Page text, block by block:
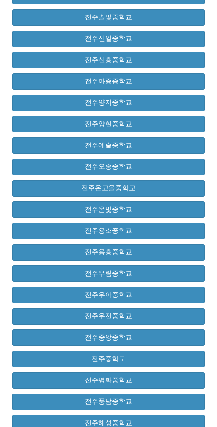
전주솔빛중학교
전주신일중학교
전주신흥중학교
전주아중중학교
전주양지중학교
전주양현중학교
전주예술중학교
전주오송중학교
전주온고을중학교
전주온빛중학교
전주용소중학교
전주용흥중학교
전주우림중학교
전주우아중학교
전주우전중학교
전주중앙중학교
전주중학교
전주평화중학교
전주풍남중학교
전주해성중학교